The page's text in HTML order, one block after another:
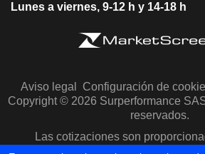
Lunes a viernes, 9-12 h y 14-18 h
Aviso legal Configuración de
Copyright © 2026 Surperformance
reservados.
Las cotizaciones son
Morningstar y S&P